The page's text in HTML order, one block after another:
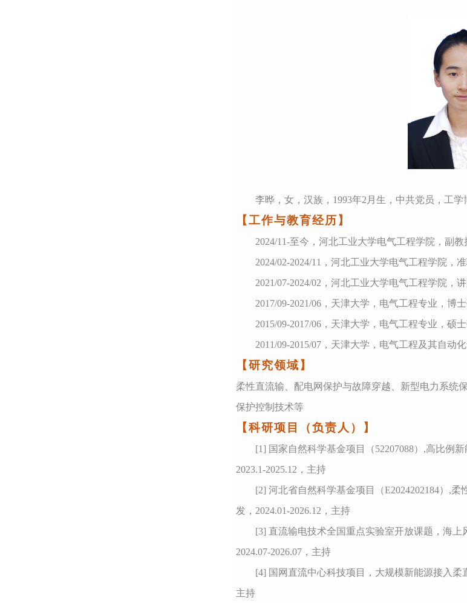
李晔，女，汉族， 1993年2 月生， 中共党员 ，工学
【工作与教育经历】
2024/11-至今 ，河北工业大学电气工程学院， 副教
2024/02-2024/11 ，河北工业大学电气工程学院，
2021/07-2024/02 ，河北工业大学电气工程学院，
2017/09-2021/06，天津大学， 电气工程专业， 博士
2015/09-2017/06，天津大学，电气工程专业 ，硕
2011/09-2015/07，天津大学，电气工程及其自动
【研究领域】
柔性直流输、配电网保护与故障穿越、新型电力系统
保护控制技术等
【科研项目（负责人）】
[1] 国家自然科学基金项目（52207088） ,高比例
2023.1-2025.12 ，主持
[2] 河北省自然科学基金项目（E2024202184） ,柔
发，2024.01-2026.12，主持
[3] 直流输电技术全国重点实验室开放课题，海上
2024.07-2026.07，主持
[4] 国网直流中心科技项目， 大规模新能源接入柔
主持